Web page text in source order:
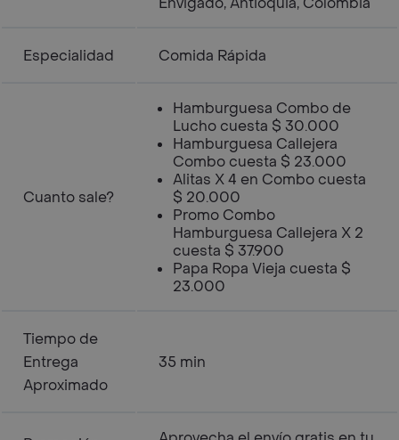
Especialidad Comida Rápida
Cuanto sale?
Hamburguesa Combo de
Lucho cuesta $ 30.000
Hamburguesa Callejera
Combo cuesta $ 23.000
Alitas X 4 en Combo cuesta
$ 20.000
Promo Combo
Hamburguesa Callejera X 2
cuesta $ 37.900
Papa Ropa Vieja cuesta $
23.000
Tiempo de
Entrega
Aproximado
35 min